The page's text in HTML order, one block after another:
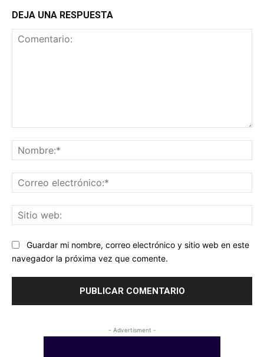
DEJA UNA RESPUESTA
Guardar mi nombre, correo electrónico y sitio web en este
navegador la próxima vez que comente.
- Advertisment -